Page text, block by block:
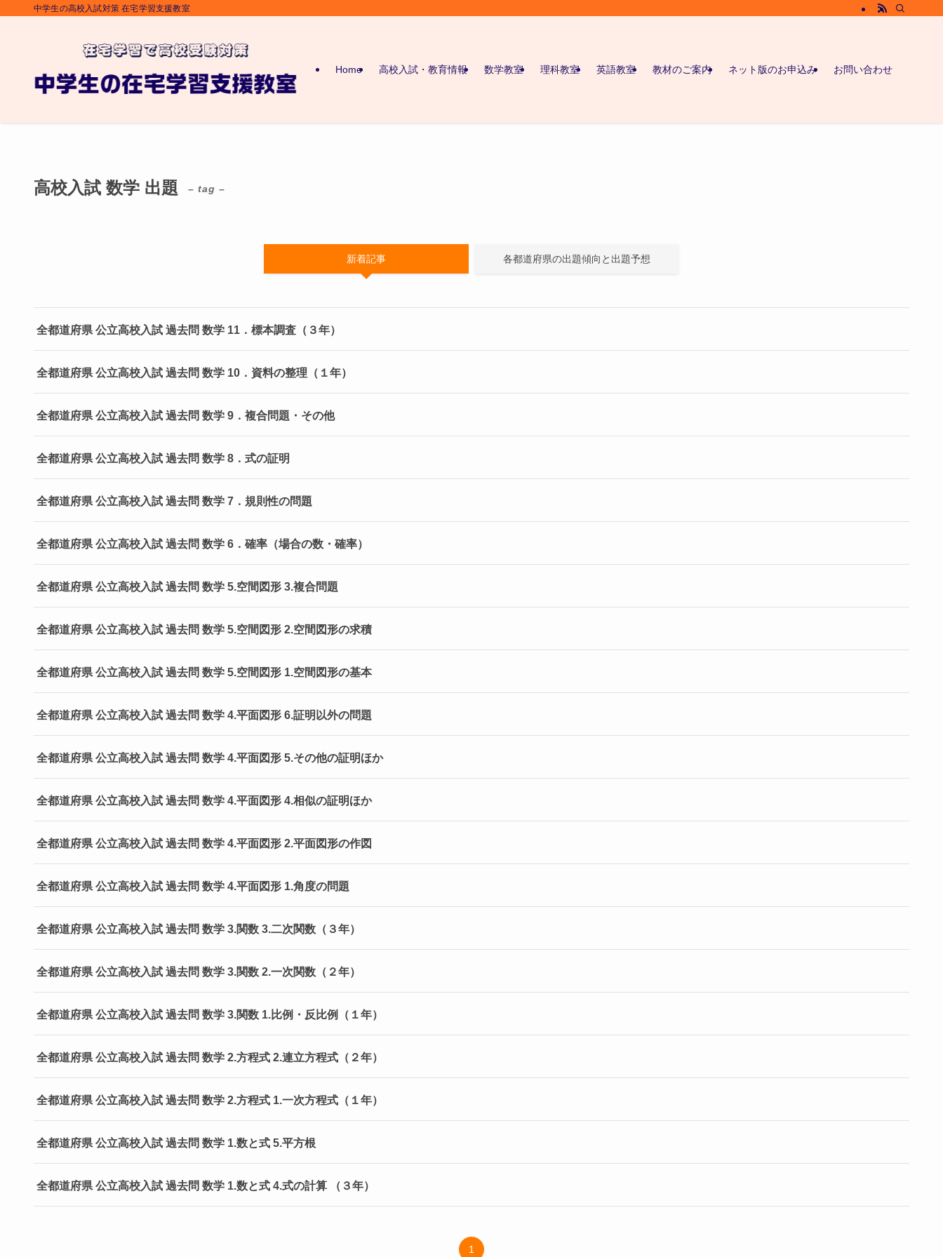
中学生の高校入試対策 在宅学習支援教室
Home 高校入試・教育情報 数学教室 理科教室 英語教室 教材のご案内 ネット版のお申込み お問い合わせ
高校入試 数学 出題 – tag –
新着記事 各都道府県の出題傾向と出題予想
全都道府県 公立高校入試 過去問 数学 11．標本調査（３年）
全都道府県 公立高校入試 過去問 数学 10．資料の整理（１年）
全都道府県 公立高校入試 過去問 数学 9．複合問題・その他
全都道府県 公立高校入試 過去問 数学 8．式の証明
全都道府県 公立高校入試 過去問 数学 7．規則性の問題
全都道府県 公立高校入試 過去問 数学 6．確率（場合の数・確率）
全都道府県 公立高校入試 過去問 数学 5.空間図形 3.複合問題
全都道府県 公立高校入試 過去問 数学 5.空間図形 2.空間図形の求積
全都道府県 公立高校入試 過去問 数学 5.空間図形 1.空間図形の基本
全都道府県 公立高校入試 過去問 数学 4.平面図形 6.証明以外の問題
全都道府県 公立高校入試 過去問 数学 4.平面図形 5.その他の証明ほか
全都道府県 公立高校入試 過去問 数学 4.平面図形 4.相似の証明ほか
全都道府県 公立高校入試 過去問 数学 4.平面図形 2.平面図形の作図
全都道府県 公立高校入試 過去問 数学 4.平面図形 1.角度の問題
全都道府県 公立高校入試 過去問 数学 3.関数 3.二次関数（３年）
全都道府県 公立高校入試 過去問 数学 3.関数 2.一次関数（２年）
全都道府県 公立高校入試 過去問 数学 3.関数 1.比例・反比例（１年）
全都道府県 公立高校入試 過去問 数学 2.方程式 2.連立方程式（２年）
全都道府県 公立高校入試 過去問 数学 2.方程式 1.一次方程式（１年）
全都道府県 公立高校入試 過去問 数学 1.数と式 5.平方根
全都道府県 公立高校入試 過去問 数学 1.数と式 4.式の計算 （３年）
1